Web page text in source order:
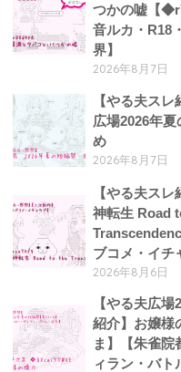
つかの嘘【
音ルカ・R18
界】
2026年8月7日
【やる夫ス
広場2026年
め
2026年8月7日
【やる夫ス
神転生 Road
ブコメ・イチ
2026年8月6日
【やる夫広
紹介】お嬢様
ま】【朱雀院
ィラン・バト